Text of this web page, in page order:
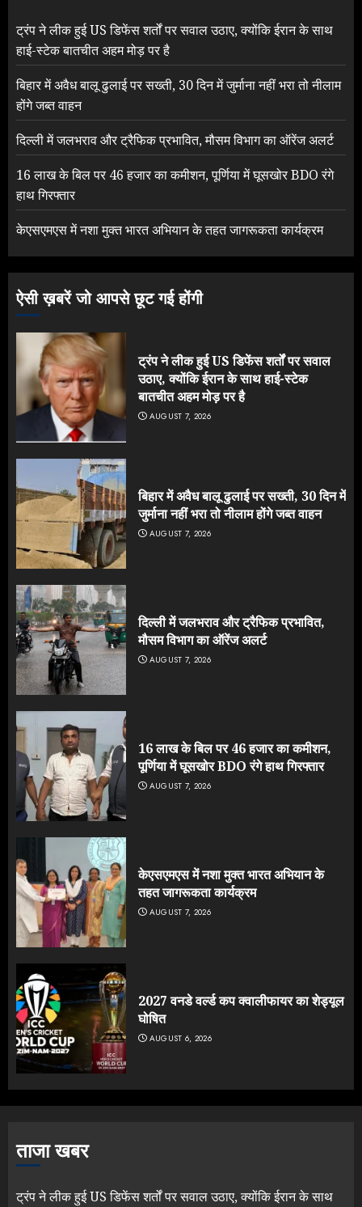
ट्रंप ने लीक हुई US डिफेंस शर्तों पर सवाल उठाए, क्योंकि ईरान के साथ
हाई-स्टेक बातचीत अहम मोड़ पर है
बिहार में अवैध बालू ढुलाई पर सख्ती, 30 दिन में जुर्माना नहीं भरा तो नीलाम
होंगे जब्त वाहन
दिल्ली में जलभराव और ट्रैफिक प्रभावित, मौसम विभाग का ऑरेंज अलर्ट
16 लाख के बिल पर 46 हजार का कमीशन, पूर्णिया में घूसखोर BDO रंगे
हाथ गिरफ्तार
केएसएमएस में नशा मुक्त भारत अभियान के तहत जागरूकता कार्यक्रम
ऐसी ख़बरें जो आपसे छूट गई होंगी
ट्रंप ने लीक हुई US डिफेंस शर्तों पर सवाल
उठाए, क्योंकि ईरान के साथ हाई-स्टेक
बातचीत अहम मोड़ पर है
AUGUST 7, 2026
बिहार में अवैध बालू ढुलाई पर सख्ती, 30 दिन में
जुर्माना नहीं भरा तो नीलाम होंगे जब्त वाहन
AUGUST 7, 2026
दिल्ली में जलभराव और ट्रैफिक प्रभावित,
मौसम विभाग का ऑरेंज अलर्ट
AUGUST 7, 2026
16 लाख के बिल पर 46 हजार का कमीशन,
पूर्णिया में घूसखोर BDO रंगे हाथ गिरफ्तार
AUGUST 7, 2026
केएसएमएस में नशा मुक्त भारत अभियान के
तहत जागरूकता कार्यक्रम
AUGUST 7, 2026
2027 वनडे वर्ल्ड कप क्वालीफायर का शेड्यूल
घोषित
AUGUST 6, 2026
ताजा खबर
ट्रंप ने लीक हुई US डिफेंस शर्तों पर सवाल उठाए, क्योंकि ईरान के साथ